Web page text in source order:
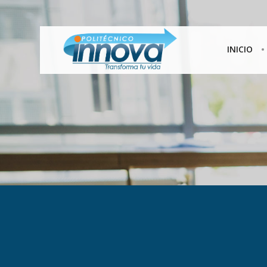
INNOVA
INSTITUTO:
TÉCNICA Y
TRANSFORMAN
25
INICIO